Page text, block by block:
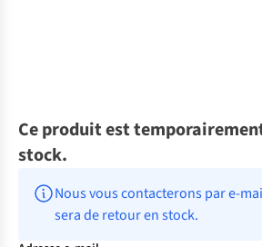
Ce produit est
stock.
Nous vous contacterons par e-
sera de retour en stock.